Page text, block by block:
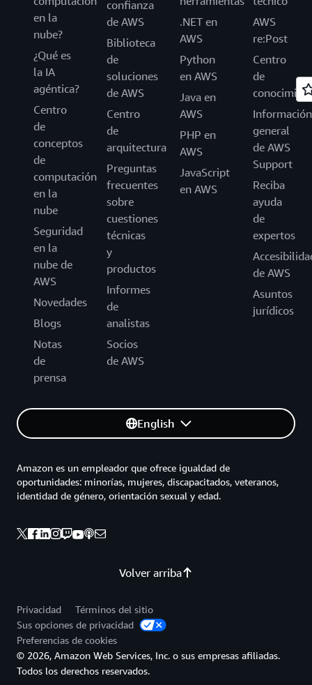
en la
nube?
¿Qué es
la IA
agéntica?
Centro
de
conceptos
de
computación
en la
nube
Seguridad
en la
nube de
AWS
Novedades
Blogs
Notas
de
prensa
confianza
de AWS
Biblioteca
de
soluciones
de AWS
Centro
de
arquitectura
Preguntas
frecuentes
sobre
cuestiones
técnicas
y
productos
Informes
de
analistas
Socios
de AWS
.NET en
AWS
Python
en AWS
Java en
AWS
PHP en
AWS
JavaScript
en AWS
AWS
re:Post
Centro
de
Información
general
de AWS
Support
Reciba
ayuda
de
expertos
de AWS
Asuntos
jurídicos
English
Volver arriba
Amazon es un empleador que ofrece igualdad de
oportunidades: minorías, mujeres, discapacitados, veteranos,
identidad de género, orientación sexual y edad.
Privacidad
Términos del sitio
Sus opciones de privacidad
Preferencias de cookies
© 2026, Amazon Web Services, Inc. o sus empresas afiliadas.
Todos los derechos reservados.